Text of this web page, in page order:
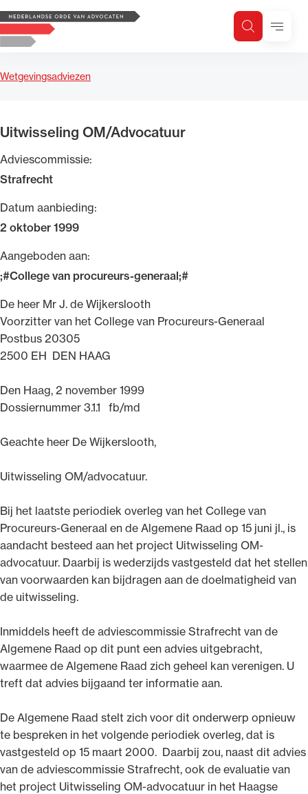
Logo, to the homepage
ZoekenMenu
Wetgevingsadviezen
Uitwisseling OM/Advocatuur
Adviescommissie:
Strafrecht
Datum aanbieding:
2 oktober 1999
Aangeboden aan:
;#College van procureurs-generaal;#
De heer Mr J. de Wijkerslooth
Voorzitter van het College van Procureurs-Generaal
Postbus 20305
2500 EH DEN HAAG
Den Haag, 2 november 1999
Dossiernummer 3.1.1 fb/md
Geachte heer De Wijkerslooth,
Uitwisseling OM/advocatuur.
Bij het laatste periodiek overleg van het College van
Procureurs-Generaal en de Algemene Raad op 15 juni jl., is
aandacht besteed aan het project Uitwisseling OM-
advocatuur. Daarbij is wederzijds vastgesteld dat het stellen
van voorwaarden kan bijdragen aan de doelmatigheid van
de uitwisseling.
Inmiddels heeft de adviescommissie Strafrecht van de
Algemene Raad op dit punt een advies uitgebracht,
waarmee de Algemene Raad zich geheel kan verenigen. U
treft dat advies bijgaand ter informatie aan.
De Algemene Raad stelt zich voor dit onderwerp opnieuw
te bespreken in het volgende periodiek overleg, dat is
vastgesteld op 15 maart 2000. Daarbij zou, naast dit advies
van de adviescommissie Strafrecht, ook de evaluatie van
het project Uitwisseling OM-advocatuur in het Haagse
Zoeken
Zoek op trefwoord
Uitgelicht
Van de Advocatenwet tot de Verordening op
de advocatuur (Voda) en de Regeling op de
advocatuur (Roda).
beroepsuitoefening: van de advocatenpas tot
het rechtsgebiedenregister en
geheimhoudernummers.